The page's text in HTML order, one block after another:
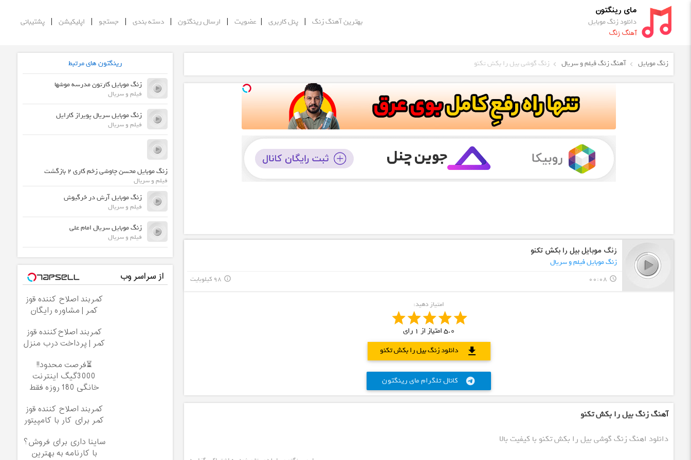
مای رینگتون
دانلود زنگ موبایل
آهنگ زنگ
بهترین آهنگ زنگ |پنل کاربری | عضویت | ارسال رینگتون |دسته بندی | جستجو | اپلیکیشن |پشتیبانی
زنگ موبایل آهنگ زنگ فیلم و سریال زنگ گوشی بیل را بکش تکنو
زنگ موبایل بیل را بکش تکنو
زنگ موبایل فیلم و سریال
query_builder
00:08 98 کیلوبایت info_outline
امتیاز دهید:
5.0امتیاز از 1 رای
دانلود زنگ بیل را بکش تکنو
download
کانال تلگرام مای رینگتون telegram
آهنگ زنگ بیل را بکش تکنو
دانلود اهنگ زنگ گوشی بیل را بکش تکنو با کیفیت بالا
رینگتون های مرتبط
زنگ موبایل کارتون مدرسه موشها
فیلم و سریال
زنگ موبایل سریال پویراز کارایل
فیلم و سریال
زنگ موبایل محسن چاوشی زخم کاری 2 بازگشت
فیلم و سریال
زنگ موبایل آرش در خرگیوش
فیلم و سریال
زنگ موبایل سریال امام علی
فیلم و سریال
از سراسر وب
کمربند اصلاح کننده قوز
کمر | مشاوره رایگان
کمربند اصلاح‌کننده قوز
کمر | پرداخت درب منزل
⏳فرصت محدود!!
3000گیگ اینترنت
خانگی 180 روزه فقط
کمربند اصلاح کننده قوز
کمر برای کار با کامپیتور
ساینا داری برای فروش؟
با کارنامه به بهترین